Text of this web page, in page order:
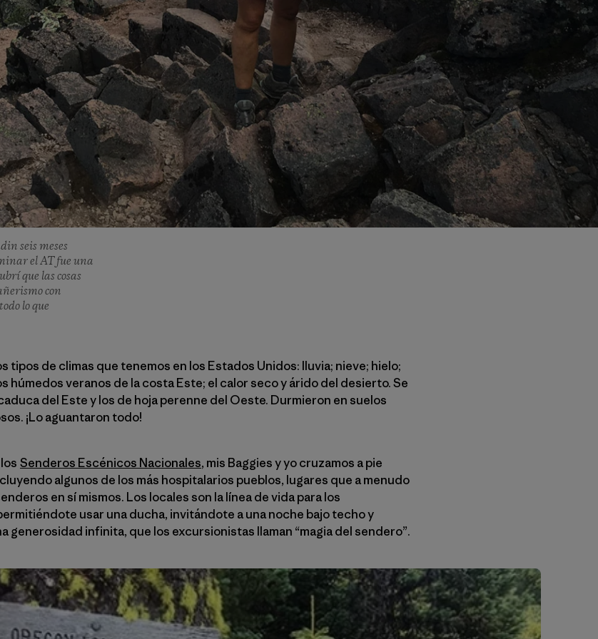
seis meses
el AT fue una
que las cosas
con
lo que
tipos de climas que tenemos en los Estados Unidos: lluvia; nieve; hielo;
húmedos veranos de la costa Este; el calor seco y árido del desierto. Se
del Este y los de hoja perenne del Oeste. Durmieron en suelos
¡Lo aguantaron todo!
Senderos Escénicos Nacionales, mis Baggies y yo cruzamos a pie
algunos de los más hospitalarios pueblos, lugares que a menudo
en sí mismos. Los locales son la línea de vida para los
usar una ducha, invitándote a una noche bajo techo y
generosidad infinita, que los excursionistas llaman “magia del sendero”.